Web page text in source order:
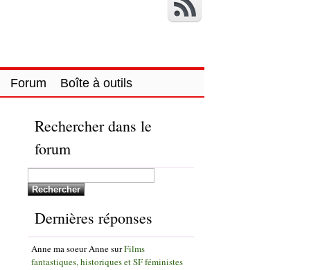
Forum Boîte à outils
Rechercher dans le
forum
Dernières réponses
Anne ma soeur AnnesurFilms
fantastiques, historiques et SF féministes